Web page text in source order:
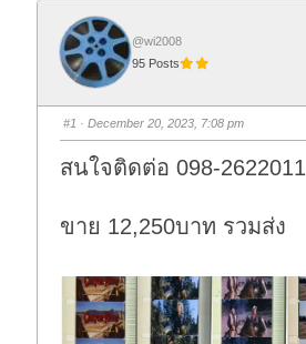
@wi2008
95 Posts
#1 · December 20, 2023, 7:08 pm
สนใจติดต่อ 098-2622011
ขาย 12,250บาท รวมส่ง